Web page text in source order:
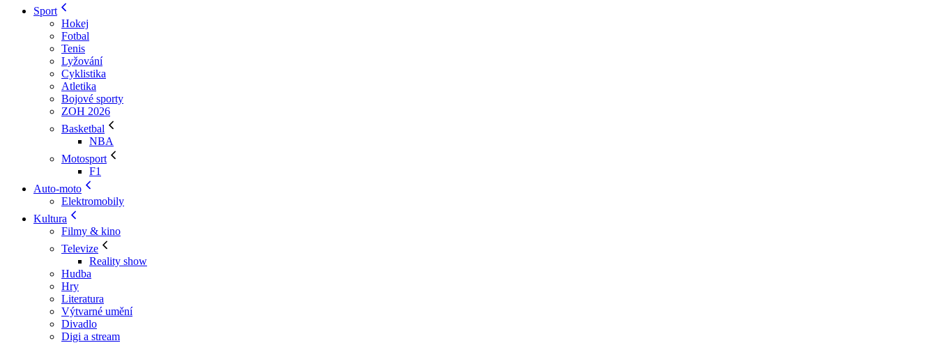
Sport
Hokej
Fotbal
Tenis
Lyžování
Cyklistika
Atletika
Bojové sporty
ZOH 2026
Basketbal
NBA
Motosport
F1
Auto-moto
Elektromobily
Kultura
Filmy & kino
Televize
Reality show
Hudba
Hry
Literatura
Výtvarné umění
Divadlo
Digi a stream